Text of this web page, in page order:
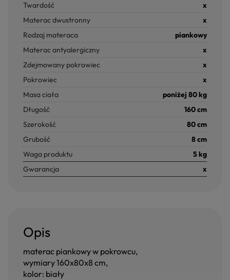
Twardość
x
Materac dwustronny
x
Rodzaj materaca
piankowy
Materac antyalergiczny
x
Zdejmowany pokrowiec
x
Pokrowiec
x
Masa ciała
poniżej 80 kg
Długość
160 cm
Szerokość
80 cm
Grubość
8 cm
Waga produktu
5 kg
Gwarancja
x
Opis
materac piankowy w pokrowcu,
wymiary 160x80x8 cm,
kolor: biały